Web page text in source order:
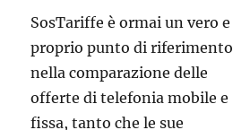
SosTariffe è ormai un vero e
proprio punto di riferimento
nella comparazione delle
offerte di telefonia mobile e
fissa, tanto che le sue